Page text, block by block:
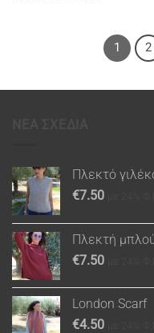
1 2
Πλεκτό
€7.50
Πλεκτή
€7.50
London Scarf
€4.50